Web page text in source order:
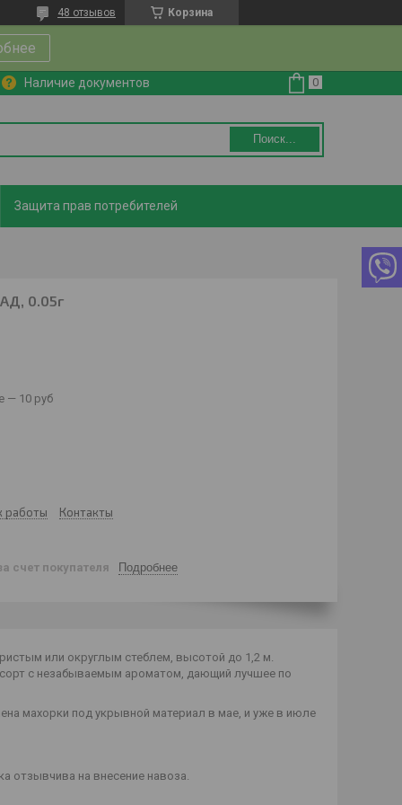
Корзина
48 отзывов
Наличие документов
Поиск...
Защита прав потребителей
0.05г
— 10 руб
работы Контакты
счет покупателя Подробнее
или округлым стеблем, высотой до 1,2 м.
с незабываемым ароматом, дающий лучшее по
махорки под укрывной материал в мае, и уже в июле
отзывчива на внесение навоза.